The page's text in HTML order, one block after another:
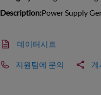
Description:Power Supply
데이터시트
지원팀에 문의 게